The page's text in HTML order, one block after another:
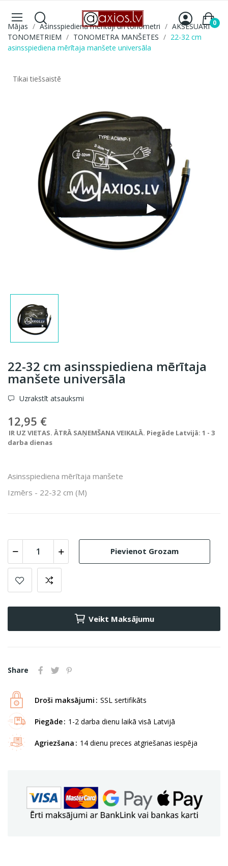
0
Mājas Asinsspiediena mērītāji un tonometri
AKSESUARI
TONOMETRIEM
TONOMETRA MANŠETES
22-32 cm
asinsspiediena mērītaja manšete universāla
Tikai tiešsaistē
22-32 cm asinsspiediena mērītaja
manšete universāla
Uzrakstīt atsauksmi
12,95 €
IR UZ VIETAS. ĀTRĀ SAŅEMŠANA VEIKALĀ. Piegāde Latvijā: 1 - 3
darba dienas
Asinsspiediena mērītaja manšete
Izmērs - 22-32 cm (M)
Pievienot Grozam
Veikt Maksājumu
Share
Droši maksājumi SSL sertifikāts
Piegāde 1-2 darba dienu laikā visā Latvijā
Agriezšana 14 dienu preces atgriešanas iespēja